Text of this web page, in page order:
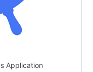
Application